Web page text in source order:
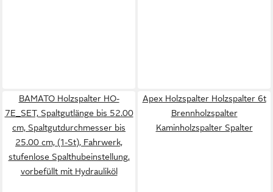
BAMATO Holzspalter HO-
7E_SET, Spaltgutlänge bis 52.00
cm, Spaltgutdurchmesser bis
25.00 cm, (1-St), Fahrwerk,
stufenlose Spalthubeinstellung,
vorbefüllt mit Hydrauliköl
Apex Holzspalter Holzspalter 6t
Brennholzspalter
Kaminholzspalter Spalter